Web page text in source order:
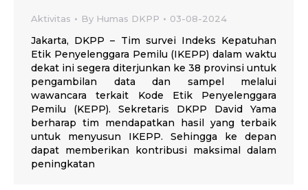
Aktivitas By Humas DKPP 03-08-2024
Jakarta, DKPP – Tim survei Indeks Kepatuhan
Etik Penyelenggara Pemilu (IKEPP) dalam waktu
dekat ini segera diterjunkan ke 38 provinsi untuk
pengambilan data dan sampel melalui
wawancara terkait Kode Etik Penyelenggara
Pemilu (KEPP). Sekretaris DKPP David Yama
berharap tim mendapatkan hasil yang terbaik
untuk menyusun IKEPP. Sehingga ke depan
dapat memberikan kontribusi maksimal dalam
peningkatan